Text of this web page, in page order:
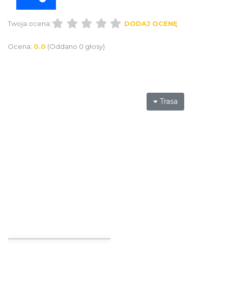
Twoja ocena: DODAJ OCENĘ
Ocena: 0.0 (Oddano 0 głosy)
Trasa